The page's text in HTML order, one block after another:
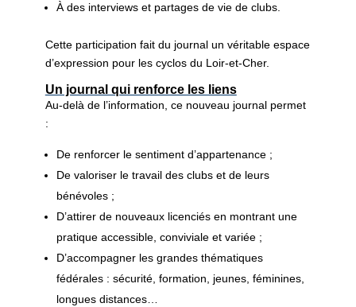
À des interviews et partages de vie de clubs.
Cette participation fait du journal un véritable espace
d’expression pour les cyclos du Loir-et-Cher.
Un journal qui renforce les liens
Au-delà de l’information, ce nouveau journal permet
:
De renforcer le sentiment d’appartenance ;
De valoriser le travail des clubs et de leurs
bénévoles ;
D’attirer de nouveaux licenciés en montrant une
pratique accessible, conviviale et variée ;
D’accompagner les grandes thématiques
fédérales : sécurité, formation, jeunes, féminines,
longues distances…